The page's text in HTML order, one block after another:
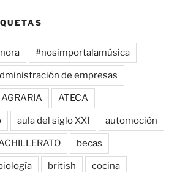
#nosimportalamúsica
de empresas
AGRARIA ATECA
aula del siglo XXI automoción
becas
british cocina